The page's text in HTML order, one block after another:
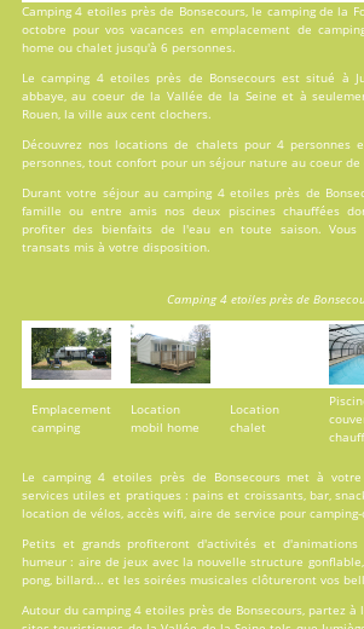
Camping 4 etoiles près de Bonsecours, le camping de la
octobre pour vos vacances enemplacement de
home ou chalet jusqu'à 6 personnes.
Le camping 4 etoiles près de Bonsecours est situé à
abbaye, au coeur de la Vallée de la Seine et à
Rouen, la ville aux cent clochers.
Découvrez nos locations de chaletspour 4 personnes
personnes, tout confort pour un séjour nature au coeur de
Durant votre séjour au camping 4 etoiles près de
famille ou entre amis nos deux piscineschauffées
profiter des bienfaits de l'eau en toute saison. Vous
transats mis à votre disposition.
Camping 4 etoiles près de
Emplacement
camping
Location
mobil home
Location
chalet
Le camping 4 etoiles près de Bonsecours met à
servicesutiles et pratiques : pains et croissants, bar,
location de vélos, accès wifi, aire de service pour camping-
Petits et grands profiteront d'activités et
humeur : aire de jeux avec la nouvelle structure
pong, billard... et les soirées musicales clôtureront vos
Autour du camping 4 etoiles près de Bonsecours, partez